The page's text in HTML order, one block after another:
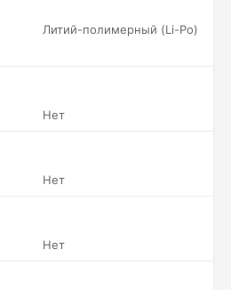
Литий-полимерный (Li-Po)
Нет
Нет
Нет